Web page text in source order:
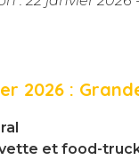
2026 :
et food-